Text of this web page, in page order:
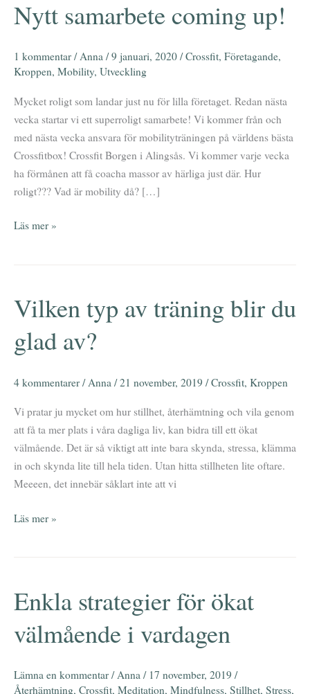
Nytt samarbete coming up!
1 kommentar /Anna /9 januari, 2020 /Crossfit, Företagande,
Kroppen, Mobility, Utveckling
Mycket roligt som landar just nu för lilla företaget. Redan nästa
vecka startar vi ett superroligt samarbete! Vi kommer från och
med nästa vecka ansvara för mobilityträningen på världens bästa
Crossfitbox! Crossfit Borgen i Alingsås. Vi kommer varje vecka
ha förmånen att få coacha massor av härliga just där. Hur
roligt??? Vad är mobility då? […]
Nytt
samarbete
up!
Läs mer »
Vilken typ av träning blir du
glad av?
4 kommentarer / Anna /21 november, 2019 /Crossfit, Kroppen
Vi pratar ju mycket om hur stillhet, återhämtning och vila genom
att få ta mer plats i våra dagliga liv, kan bidra till ett ökat
välmående. Det är så viktigt att inte bara skynda, stressa, klämma
in och skynda lite till hela tiden. Utan hitta stillheten lite oftare.
Meeeen, det innebär såklart inte att vi
Vilken
typ
av
träning
du
glad
av?
Läs mer »
Enkla strategier för ökat
välmående i vardagen
Lämna en kommentar /Anna / 17 november, 2019 /
Återhämtning, Crossfit, Meditation, Mindfulness, Stillhet, Stress,
Enkla
strategier
för
ökat
i